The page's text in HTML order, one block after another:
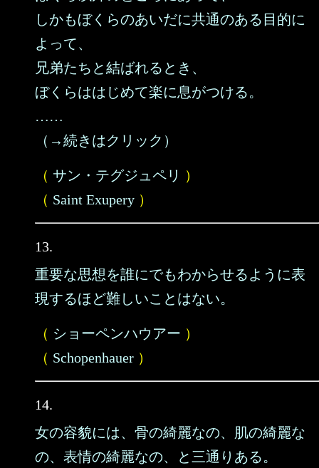
しかもぼくらのあいだに共通のある目的に
よって、
兄弟たちと結ばれるとき、
ぼくらははじめて楽に息がつける。
……
（→続きはクリック）
（ サン・テグジュペリ ）
（ Saint Exupery ）
13.
重要な思想を誰にでもわからせるように表
現するほど難しいことはない。
（ ショーペンハウアー ）
（ Schopenhauer ）
14.
女の容貌には、骨の綺麗なの、肌の綺麗な
の、表情の綺麗なの、と三通りある。